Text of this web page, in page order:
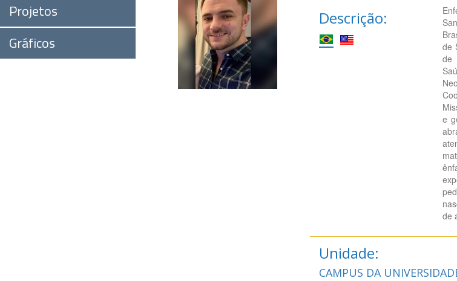
Projetos
Gráficos
Descrição:
de
de
e
de
Unidade:
CAMPUS DA